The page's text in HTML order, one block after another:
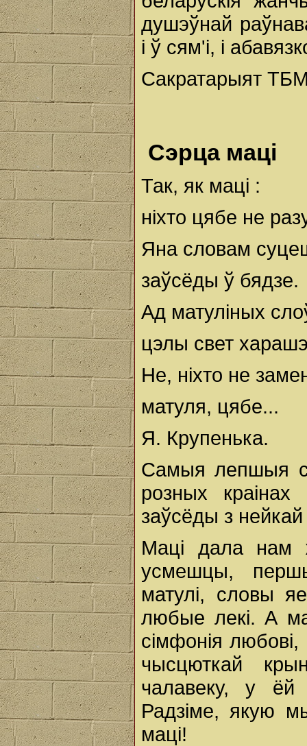
душэўнай
і ў сям'і, і
Сакратарыят
Сэрца маці
Так, як маці :
ніхто цябе не
Яна словам
заўсёды ў бядзе.
Ад матуліных
цэлы свет
Не, ніхто не
матуля, цябе...
Я. Крупенька.
Самыя лепшыя
розных
заўсёды з
Маці дала нам
усмешцы,
матулі, словы
любые лекі. А
сімфонія
чысцюткай
чалавеку, у ёй
Радзіме, якую
маці!